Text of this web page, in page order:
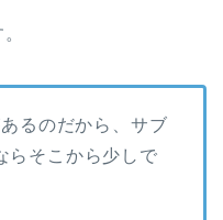
るのだから、サブ
らそこから少しで